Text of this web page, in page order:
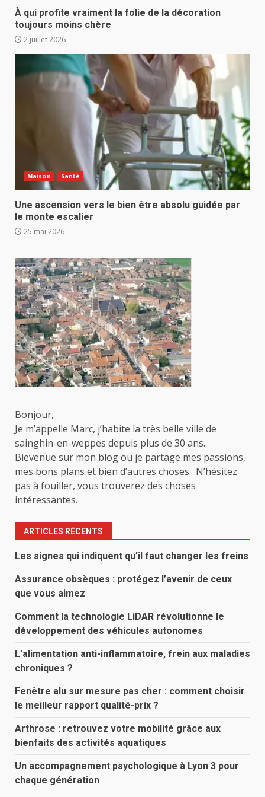
À qui profite vraiment la folie de la décoration
toujours moins chère
2 juillet 2026
Maison Santé
Une ascension vers le bien être absolu guidée par
le monte escalier
25 mai 2026
Bonjour,
Je m’appelle Marc, j’habite la très belle ville de
sainghin-en-weppes depuis plus de 30 ans.
Bievenue sur mon blog ou je partage mes passions,
mes bons plans et bien d’autres choses. N’hésitez
pas à fouiller, vous trouverez des choses
intéressantes.
ARTICLES RÉCENTS
Les signes qui indiquent qu’il faut changer les freins
Assurance obsèques : protégez l’avenir de ceux
que vous aimez
Comment la technologie LiDAR révolutionne le
développement des véhicules autonomes
L’alimentation anti-inflammatoire, frein aux maladies
chroniques ?
Fenêtre alu sur mesure pas cher : comment choisir
le meilleur rapport qualité-prix ?
Arthrose : retrouvez votre mobilité grâce aux
bienfaits des activités aquatiques
Un accompagnement psychologique à Lyon 3 pour
chaque génération